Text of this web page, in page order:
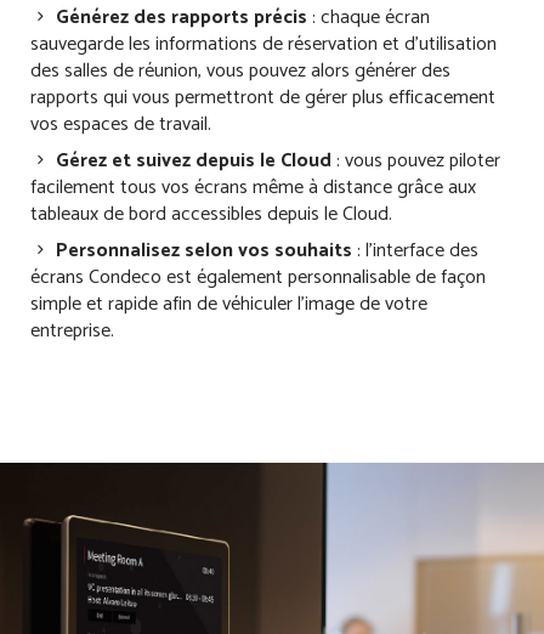
Générez des rapports précis: chaque écran
sauvegarde les informations de réservation et d’utilisation
des salles de réunion, vous pouvez alors générer des
rapports qui vous permettront de gérer plus efficacement
vos espaces de travail.
Gérez et suivez depuis le Cloud: vous pouvez piloter
facilement tous vos écrans même à distance grâce aux
tableaux de bord accessibles depuis le Cloud.
Personnalisez selon vos souhaits: l’interface des
écrans Condeco est également personnalisable de façon
simple et rapide afin de véhiculer l’image de votre
entreprise.